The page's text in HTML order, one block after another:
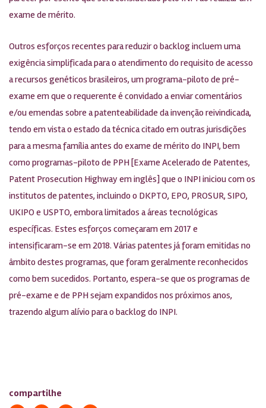
exame de mérito.
Outros esforços recentes para reduzir o backlog incluem uma
exigência simplificada para o atendimento do requisito de acesso
a recursos genéticos brasileiros, um programa-piloto de pré-
exame em que o requerente é convidado a enviar comentários
e/ou emendas sobre a patenteabilidade da invenção reivindicada,
tendo em vista o estado da técnica citado em outras jurisdições
para a mesma família antes do exame de mérito do INPI, bem
como programas-piloto de PPH [Exame Acelerado de Patentes,
Patent Prosecution Highway em inglês] que o INPI iniciou com os
institutos de patentes, incluindo o DKPTO, EPO, PROSUR, SIPO,
UKIPO e USPTO, embora limitados a áreas tecnológicas
específicas. Estes esforços começaram em 2017 e
intensificaram-se em 2018. Várias patentes já foram emitidas no
âmbito destes programas, que foram geralmente reconhecidos
como bem sucedidos. Portanto, espera-se que os programas de
pré-exame e de PPH sejam expandidos nos próximos anos,
trazendo algum alívio para o backlog do INPI.
compartilhe